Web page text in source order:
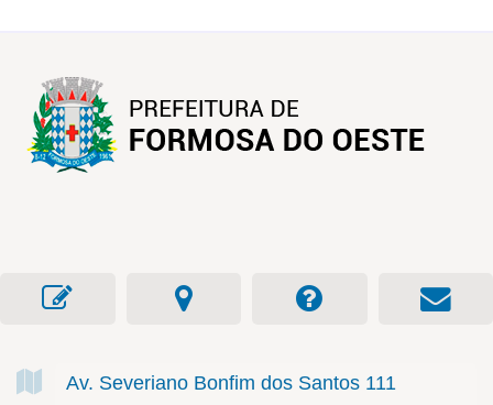
Av. Severiano Bonfim dos Santos 111